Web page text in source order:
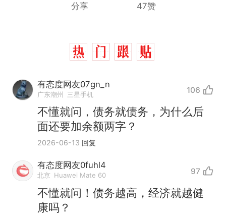
分享 47赞
有态度网友07gn_n
广东潮州 三星手机 106
不懂就问，债务就债务，为什么后
面还要加余额两字？
2026-06-13 回复
有态度网友0fuhl4
北京 Huawei Mate 60 97
不懂就问！债务越高，经济就越健
康吗？
热
那个在床头放菜刀的女孩，
因老师一句“跟我回家”改写了